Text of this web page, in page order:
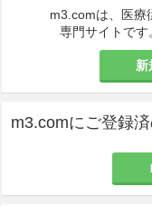
m3.comは、医療
専門サイトです
新
m3.comにご登録